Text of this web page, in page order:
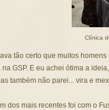
Clínica
tão certo que muitos
na GSP. E eu achei ótima a
também não parei... vira e
dos mais recentes foi com o